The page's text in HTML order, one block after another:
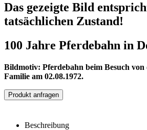
Das gezeigte Bild
tatsächlichen Zustand!
100 Jahre Pferdebahn in
Bildmotiv: Pferdebahn beim Besuch von
Familie am 02.08.1972.
Produkt anfragen
Beschreibung